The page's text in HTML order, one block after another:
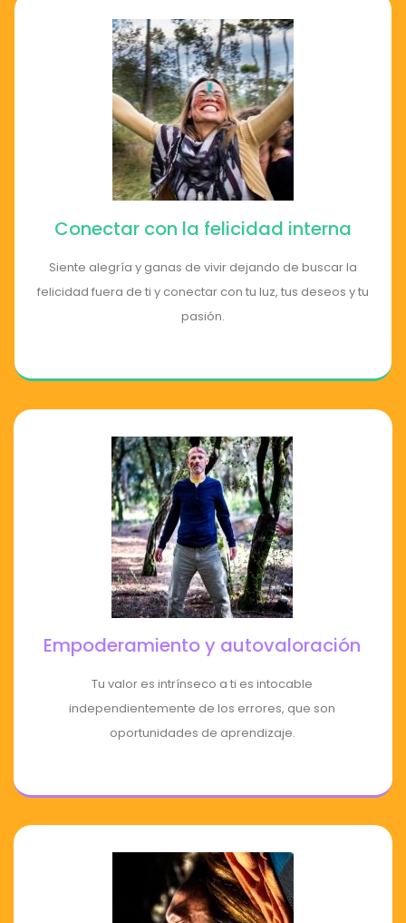
Conectar con la felicidad interna
Siente alegría y ganas de vivir dejando de buscar la
felicidad fuera de ti y conectar con tu luz, tus deseos y tu
pasión.
Empoderamiento y autovaloración
Tu valor es intrínseco a ti es intocable
independientemente de los errores, que son
oportunidades de aprendizaje.